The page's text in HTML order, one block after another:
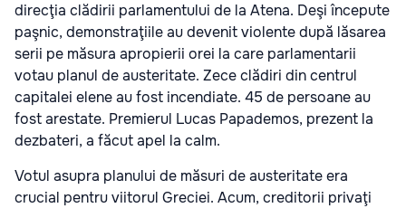
direcţia clădirii parlamentului de la Atena. Deşi începute
paşnic, demonstraţiile au devenit violente după lăsarea
serii pe măsura apropierii orei la care parlamentarii
votau planul de austeritate. Zece clădiri din centrul
capitalei elene au fost incendiate. 45 de persoane au
fost arestate. Premierul Lucas Papademos, prezent la
dezbateri, a făcut apel la calm.
Votul asupra planului de măsuri de austeritate era
crucial pentru viitorul Greciei. Acum, creditorii privaţi